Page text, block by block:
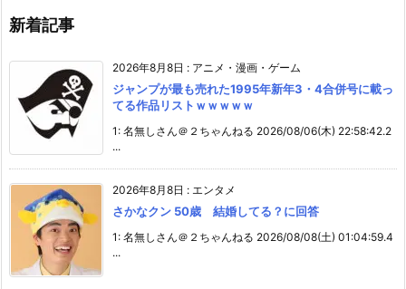
新着記事
2026年8月8日 : アニメ・漫画・ゲーム
ジャンプが最も売れた1995年新年3・4合併号に載っ
てる作品リストｗｗｗｗｗ
1: 名無しさん＠２ちゃんねる 2026/08/06(木) 22:58:42.2
...
2026年8月8日 : エンタメ
さかなクン 50歳 結婚してる？に回答
1: 名無しさん＠２ちゃんねる 2026/08/08(土) 01:04:59.4
...